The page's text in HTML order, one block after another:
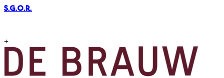
S.G.O.R.
+